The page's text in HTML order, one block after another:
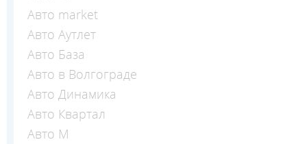
Авто market
Авто Аутлет
Авто База
Авто в Волгограде
Авто Динамика
Авто Квартал
Авто М